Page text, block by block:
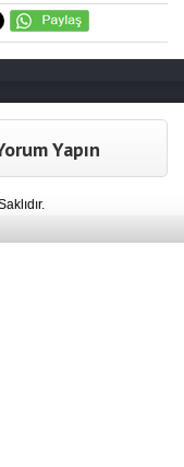
Yapın